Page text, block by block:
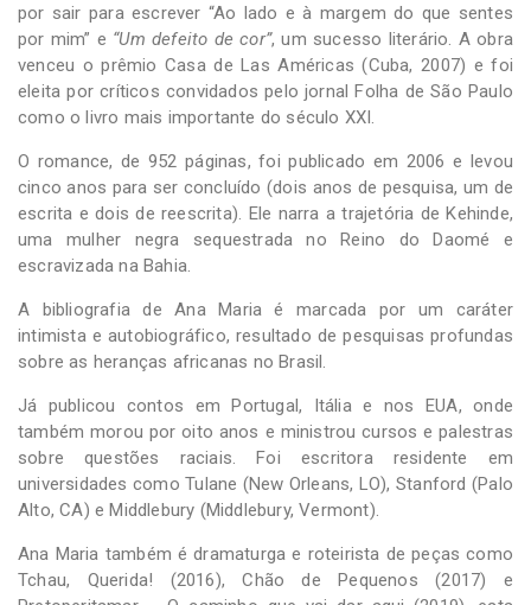
por sair para escrever “Ao lado e à margem do que sentes
por mim” e “Um defeito de cor”, um sucesso literário. A obra
venceu o prêmio Casa de Las Américas (Cuba, 2007) e foi
eleita por críticos convidados pelo jornal Folha de São Paulo
como o livro mais importante do século XXI.
O romance, de 952 páginas, foi publicado em 2006 e levou
cinco anos para ser concluído (dois anos de pesquisa, um de
escrita e dois de reescrita). Ele narra a trajetória de Kehinde,
uma mulher negra sequestrada no Reino do Daomé e
escravizada na Bahia.
A bibliografia de Ana Maria é marcada por um caráter
intimista e autobiográfico, resultado de pesquisas profundas
sobre as heranças africanas no Brasil.
Já publicou contos em Portugal, Itália e nos EUA, onde
também morou por oito anos e ministrou cursos e palestras
sobre questões raciais. Foi escritora residente em
universidades como Tulane (New Orleans, LO), Stanford (Palo
Alto, CA) e Middlebury (Middlebury, Vermont).
Ana Maria também é dramaturga e roteirista de peças como
Tchau, Querida! (2016), Chão de Pequenos (2017) e